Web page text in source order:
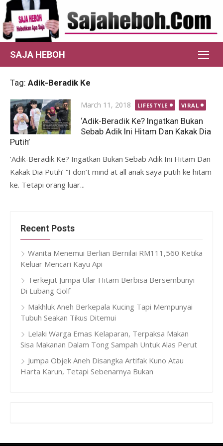
Skip
to
content
SAJA HEBOH
Tag: Adik-Beradik Ke
Posted
on
March 11, 2018 LIFESTYLE VIRAL
‘Adik-Beradik Ke? Ingatkan Bukan
Sebab Adik Ini Hitam Dan Kakak Dia
Putih’
‘Adik-Beradik Ke? Ingatkan Bukan Sebab Adik Ini Hitam Dan
Kakak Dia Putih’ “I don’t mind at all anak saya putih ke hitam
ke. Tetapi orang luar...
Recent Posts
Wanita Menemui Berlian Bernilai RM111,560 Ketika
Keluar Mencari Kayu Api
Terkejut Jumpa Ular Hitam Berbisa Bersembunyi
Di Lubang Golf
Makhluk Aneh Berkepala Kucing Tapi Mempunyai
Tubuh Seakan Tikus Ditemui
Lelaki Warga Emas Kelaparan, Terpaksa Makan
Sisa Makanan Dalam Tong Sampah Untuk Alas Perut
Jumpa Objek Aneh Disangka Artifak Kuno Atau
Harta Karun, Tetapi Sebenarnya Bukan